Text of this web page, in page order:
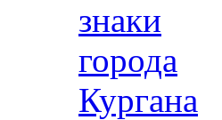
знаки
города
Кургана